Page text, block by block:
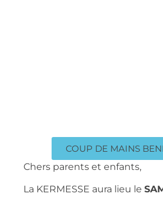
COUP DE MAINS
Chers parents et enfants,
La KERMESSE aura lieu le